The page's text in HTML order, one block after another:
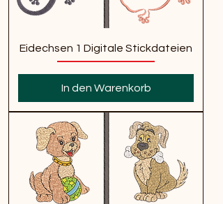
Eidechsen 1 Digitale Stickdateien
In den Warenkorb